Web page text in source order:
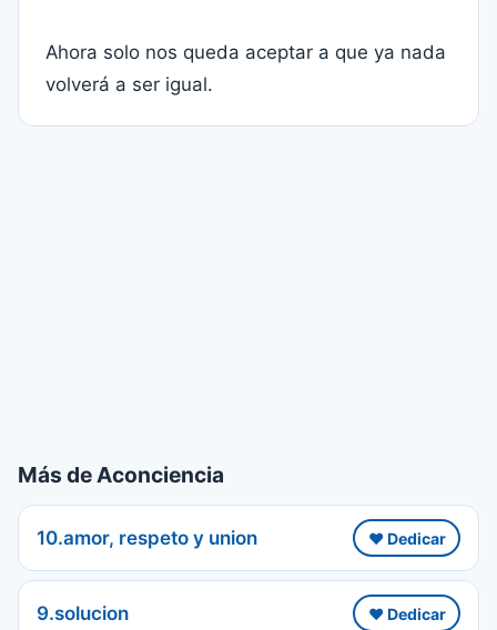
Ahora solo nos queda aceptar a que ya nada
volverá a ser igual.
Más de Aconciencia
10.amor, respeto y union ❤️ Dedicar
9.solucion ❤️ Dedicar